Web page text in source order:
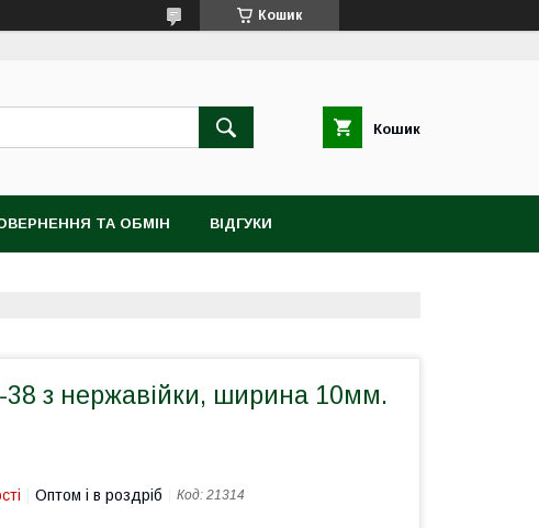
Кошик
Кошик
ТА ОБМІН ВІДГУКИ
з нержавійки, ширина 10мм.
Оптом і в роздріб Код: 21314